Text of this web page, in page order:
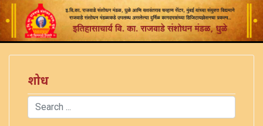
शोध
Search